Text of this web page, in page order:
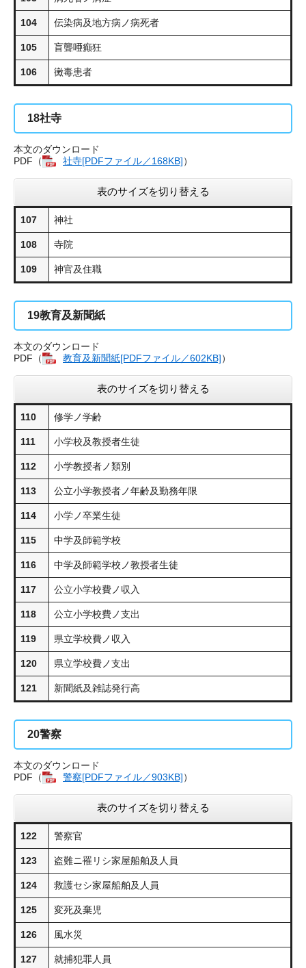
104 伝染病及地方病ノ病死者
105 盲聾唖癲狂
106 黴毒患者
18社寺
本文のダウンロード
PDF（
社寺​[PDFファイル／168KB]）
表のサイズを切り替える
107 神社
108 寺院
109 神官及住職
19教育及新聞紙
本文のダウンロード
PDF（
教育及新聞紙​[PDFファイル／602KB]）
表のサイズを切り替える
110 修学ノ学齢
111 小学校及教授者生徒
112 小学教授者ノ類別
113 公立小学教授者ノ年齢及勤務年限
114 小学ノ卒業生徒
115 中学及師範学校
116 中学及師範学校ノ教授者生徒
117 公立小学校費ノ収入
118 公立小学校費ノ支出
119 県立学校費ノ収入
120 県立学校費ノ支出
121 新聞紙及雑誌発行高
20警察
本文のダウンロード
PDF（
警察​[PDFファイル／903KB]）
表のサイズを切り替える
122 警察官
123 盗難ニ罹リシ家屋船舶及人員
124 救護セシ家屋船舶及人員
125 変死及棄児
126 風水災
127 就捕犯罪人員